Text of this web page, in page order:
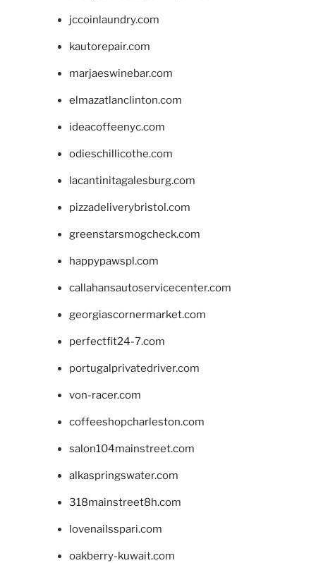
jccoinlaundry.com
kautorepair.com
marjaeswinebar.com
elmazatlanclinton.com
ideacoffeenyc.com
odieschillicothe.com
lacantinitagalesburg.com
pizzadeliverybristol.com
greenstarsmogcheck.com
happypawspl.com
callahansautoservicecenter.com
georgiascornermarket.com
perfectfit24-7.com
portugalprivatedriver.com
von-racer.com
coffeeshopcharleston.com
salon104mainstreet.com
alkaspringswater.com
318mainstreet8h.com
lovenailsspari.com
oakberry-kuwait.com